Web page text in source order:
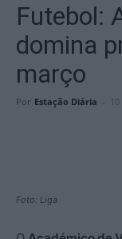
Futebol:
domina
março
Por Estação Diária -
Foto: Liga